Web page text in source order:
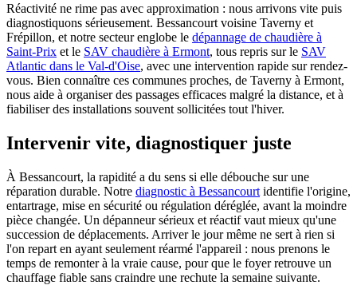
Réactivité ne rime pas avec approximation : nous arrivons vite puis
diagnostiquons sérieusement. Bessancourt voisine Taverny et
Frépillon, et notre secteur englobe le dépannage de chaudière à
Saint-Prix et le SAV chaudière à Ermont, tous repris sur le SAV
Atlantic dans le Val-d'Oise, avec une intervention rapide sur rendez-
vous. Bien connaître ces communes proches, de Taverny à Ermont,
nous aide à organiser des passages efficaces malgré la distance, et à
fiabiliser des installations souvent sollicitées tout l'hiver.
Intervenir vite, diagnostiquer juste
À Bessancourt, la rapidité a du sens si elle débouche sur une
réparation durable. Notre diagnostic à Bessancourt identifie l'origine,
entartrage, mise en sécurité ou régulation déréglée, avant la moindre
pièce changée. Un dépanneur sérieux et réactif vaut mieux qu'une
succession de déplacements. Arriver le jour même ne sert à rien si
l'on repart en ayant seulement réarmé l'appareil : nous prenons le
temps de remonter à la vraie cause, pour que le foyer retrouve un
chauffage fiable sans craindre une rechute la semaine suivante.